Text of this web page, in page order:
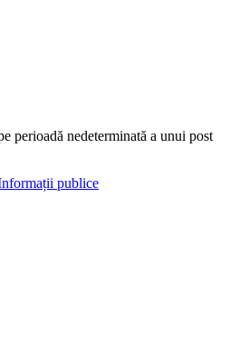
perioadă nedeterminată a unui post
publice